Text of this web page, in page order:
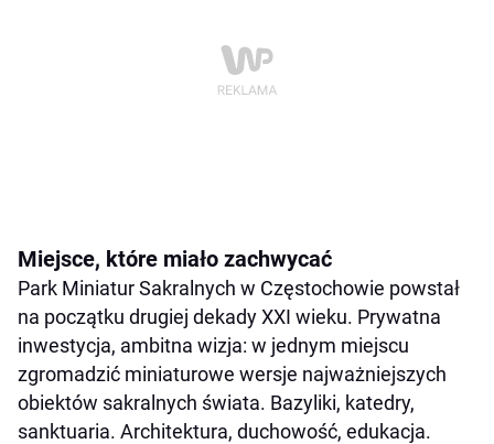
Miejsce, które miało zachwycać
Park Miniatur Sakralnych w Częstochowie powstał
na początku drugiej dekady XXI wieku. Prywatna
inwestycja, ambitna wizja: w jednym miejscu
zgromadzić miniaturowe wersje najważniejszych
obiektów sakralnych świata. Bazyliki, katedry,
sanktuaria. Architektura, duchowość, edukacja.